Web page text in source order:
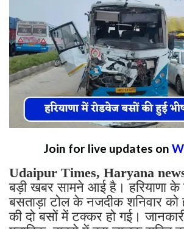
Join for live updates on
Udaipur Times, Haryana
बड़ी खबर सामने आई है। हरियाणा
बसताड़ा टोल के नजदीक शनिवार को
की दो बसों में टक्कर हो गई।